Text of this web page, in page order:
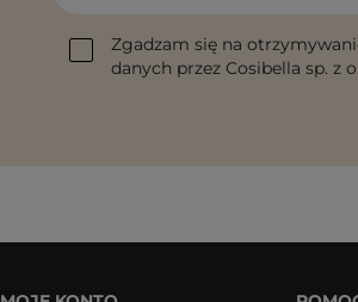
Zgadzam się na
danych przez Cosibella sp. z